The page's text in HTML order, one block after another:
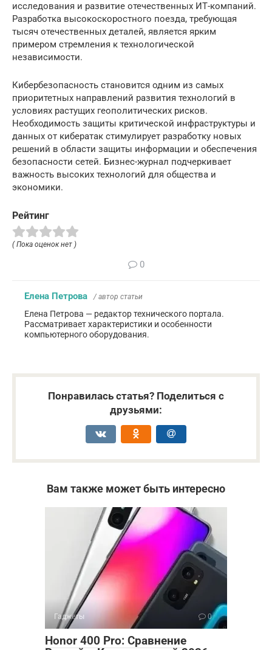
исследования и развитие отечественных ИТ-компаний.
Разработка высокоскоростного поезда, требующая
тысяч отечественных деталей, является ярким
примером стремления к технологической
независимости.
Кибербезопасность становится одним из самых
приоритетных направлений развития технологий в
условиях растущих геополитических рисков.
Необходимость защиты критической инфраструктуры и
данных от кибератак стимулирует разработку новых
решений в области защиты информации и обеспечения
безопасности сетей. Бизнес-журнал подчеркивает
важность высоких технологий для общества и
экономики.
Рейтинг
( Пока оценок нет )
0
Елена Петрова / автор статьи
Елена Петрова — редактор технического портала.
Рассматривает характеристики и особенности
компьютерного оборудования.
Понравилась статья? Поделиться с
друзьями:
Вам также может быть интересно
Гаджеты 0
Honor 400 Pro: Сравнение